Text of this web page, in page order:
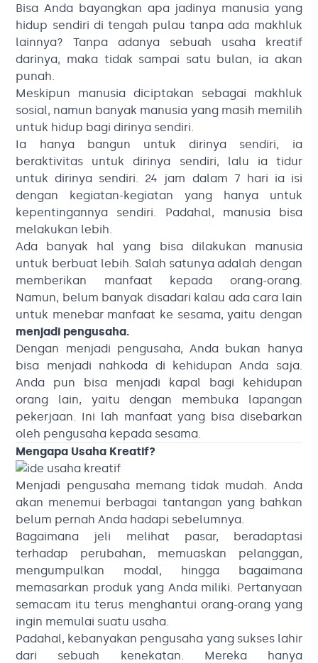
Bisa Anda bayangkan apa jadinya manusia yang
hidup sendiri di tengah pulau tanpa ada makhluk
lainnya? Tanpa adanya sebuah usaha kreatif
darinya, maka tidak sampai satu bulan, ia akan
punah.
Meskipun manusia diciptakan sebagai makhluk
sosial, namun banyak manusia yang masih memilih
untuk hidup bagi dirinya sendiri.
Ia hanya bangun untuk dirinya sendiri, ia
beraktivitas untuk dirinya sendiri, lalu ia tidur
untuk dirinya sendiri. 24 jam dalam 7 hari ia isi
dengan kegiatan-kegiatan yang hanya untuk
kepentingannya sendiri. Padahal, manusia bisa
melakukan lebih.
Ada banyak hal yang bisa dilakukan manusia
untuk berbuat lebih. Salah satunya adalah dengan
memberikan manfaat kepada orang-orang.
Namun, belum banyak disadari kalau ada cara lain
untuk menebar manfaat ke sesama, yaitu dengan
menjadi pengusaha.
Dengan menjadi pengusaha, Anda bukan hanya
bisa menjadi nahkoda di kehidupan Anda saja.
Anda pun bisa menjadi kapal bagi kehidupan
orang lain, yaitu dengan membuka lapangan
pekerjaan. Ini lah manfaat yang bisa disebarkan
oleh pengusaha kepada sesama.
Mengapa Usaha Kreatif?
Menjadi pengusaha memang tidak mudah. Anda
akan menemui berbagai tantangan yang bahkan
belum pernah Anda hadapi sebelumnya.
Bagaimana jeli melihat pasar, beradaptasi
terhadap perubahan, memuaskan pelanggan,
mengumpulkan modal, hingga bagaimana
memasarkan produk yang Anda miliki. Pertanyaan
semacam itu terus menghantui orang-orang yang
ingin memulai suatu usaha.
Padahal, kebanyakan pengusaha yang sukses lahir
dari sebuah kenekatan. Mereka hanya